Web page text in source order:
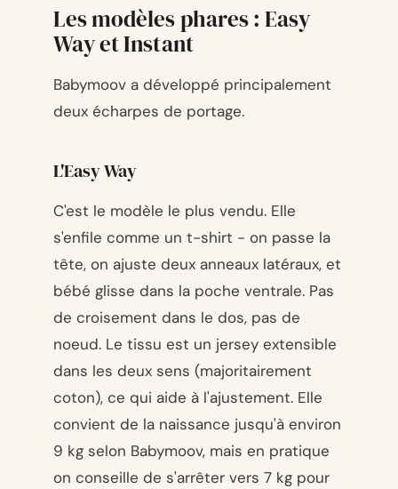
Les modèles phares : Easy
Way et Instant
Babymoov a développé principalement
deux écharpes de portage.
L'Easy Way
C'est le modèle le plus vendu. Elle
s'enfile comme un t-shirt - on passe la
tête, on ajuste deux anneaux latéraux, et
bébé glisse dans la poche ventrale. Pas
de croisement dans le dos, pas de
noeud. Le tissu est un jersey extensible
dans les deux sens (majoritairement
coton), ce qui aide à l'ajustement. Elle
convient de la naissance jusqu'à environ
9 kg selon Babymoov, mais en pratique
on conseille de s'arrêter vers 7 kg pour